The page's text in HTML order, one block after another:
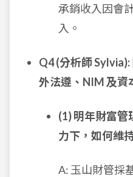
承銷收入因會
入。
Q4 (分析師
外法遵、NIM 及資
(1) 明年財富管
力下，如何維
A: 玉山財管採